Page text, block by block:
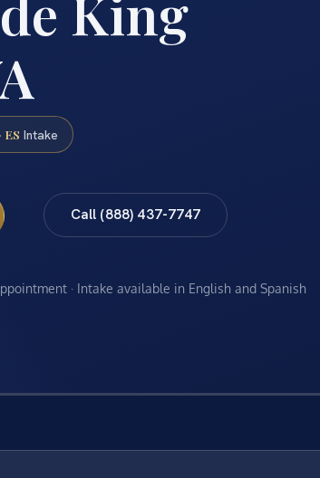
ES Intake
Call (888) 437-7747
· Intake available in English and Spanish